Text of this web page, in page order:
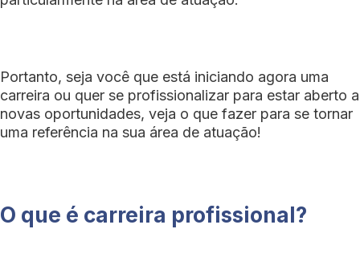
Portanto, seja você que está iniciando agora uma
carreira ou quer se profissionalizar para estar aberto a
novas oportunidades, veja o que fazer para se tornar
uma referência na sua área de atuação!
O que é carreira profissional?